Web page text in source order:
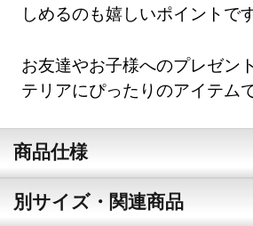
しめるのも嬉しいポイントです
お友達やお子様へのプレゼン
テリアにぴったりのアイテムで
商品仕様
別サイズ・関連商品